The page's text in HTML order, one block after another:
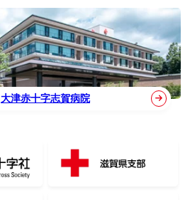
大津赤十字志賀病院